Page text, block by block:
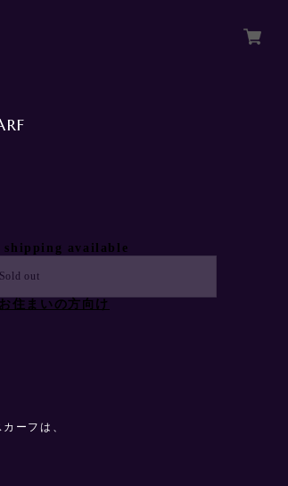
shipping available
Sold out
住まいの方向け
ーフは、